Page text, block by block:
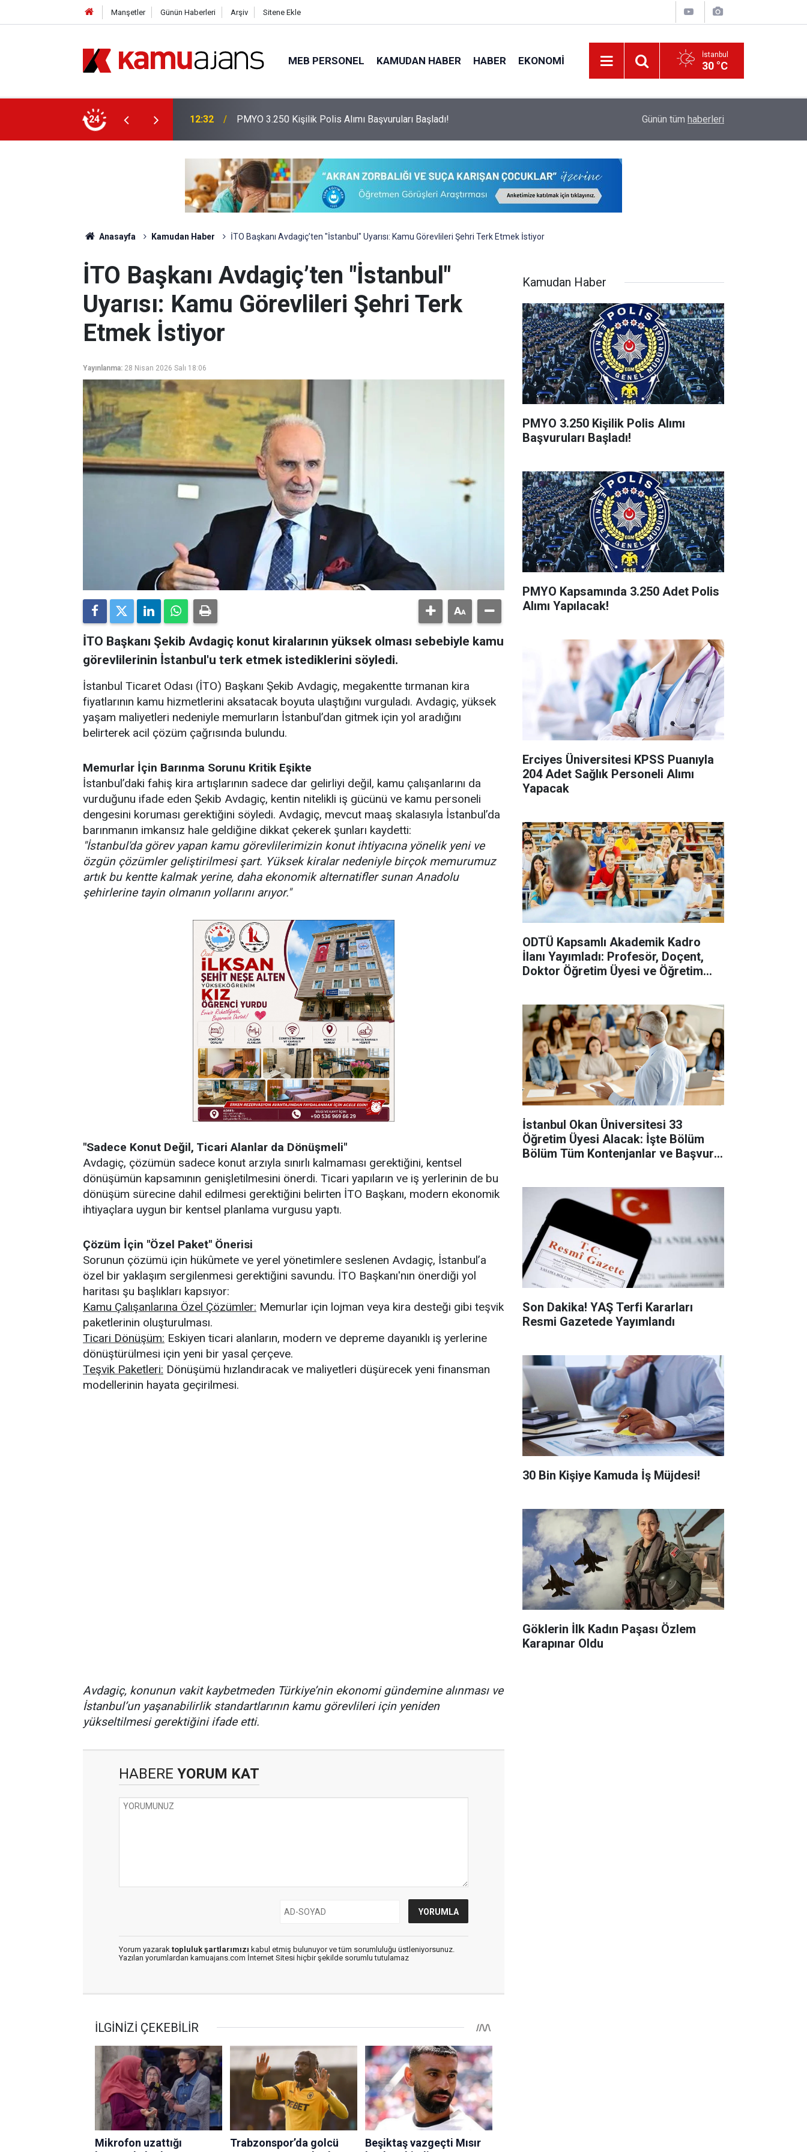
Manşetler Günün Haberleri Arşiv Sitene Ekle
MEB PERSONEL KAMUDAN HABER HABER EKONOMI İstanbul
30 °C
24 01:14 PMYO Kapsamında 3.250 Adet Polis Alımı Yapılacak! Erciyes Üniversitesi KPSS Puanıyla 204 Adet
Günün tüm haberleri
Anasayfa Kamudan Haber ​İTO Başkanı Avdagiç’ten "İstanbul" Uyarısı: Kamu Görevlileri Şehri Terk Etmek İstiyor
​İTO Başkanı Avdagiç’ten "İstanbul"
Uyarısı: Kamu Görevlileri Şehri Terk
Etmek İstiyor
Yayınlanma: 28 Nisan 2026 Salı 18:06
İTO Başkanı Şekib Avdagiç konut kiralarının yüksek olması sebebiyle kamu
görevlilerinin İstanbul'u terk etmek istediklerini söyledi.
​İstanbul Ticaret Odası (İTO) Başkanı Şekib Avdagiç, megakentte tırmanan kira
fiyatlarının kamu hizmetlerini aksatacak boyuta ulaştığını vurguladı. Avdagiç, yüksek
yaşam maliyetleri nedeniyle memurların İstanbul’dan gitmek için yol aradığını
belirterek acil çözüm çağrısında bulundu.
Memurlar İçin Barınma Sorunu Kritik Eşikte
​İstanbul’daki fahiş kira artışlarının sadece dar gelirliyi değil, kamu çalışanlarını da
vurduğunu ifade eden Şekib Avdagiç, kentin nitelikli iş gücünü ve kamu personeli
dengesini koruması gerektiğini söyledi. Avdagiç, mevcut maaş skalasıyla İstanbul’da
barınmanın imkansız hale geldiğine dikkat çekerek şunları kaydetti:
​"İstanbul'da görev yapan kamu görevlilerimizin konut ihtiyacına yönelik yeni ve
özgün çözümler geliştirilmesi şart. Yüksek kiralar nedeniyle birçok memurumuz
artık bu kentte kalmak yerine, daha ekonomik alternatifler sunan Anadolu
şehirlerine tayin olmanın yollarını arıyor."
​"Sadece Konut Değil, Ticari Alanlar da Dönüşmeli"
​Avdagiç, çözümün sadece konut arzıyla sınırlı kalmaması gerektiğini, kentsel
dönüşümün kapsamının genişletilmesini önerdi. Ticari yapıların ve iş yerlerinin de bu
dönüşüm sürecine dahil edilmesi gerektiğini belirten İTO Başkanı, modern ekonomik
ihtiyaçlara uygun bir kentsel planlama vurgusu yaptı.
​Çözüm İçin "Özel Paket" Önerisi
​Sorunun çözümü için hükûmete ve yerel yönetimlere seslenen Avdagiç, İstanbul’a
özel bir yaklaşım sergilenmesi gerektiğini savundu. İTO Başkanı'nın önerdiği yol
haritası şu başlıkları kapsıyor:
​Kamu Çalışanlarına Özel Çözümler: Memurlar için lojman veya kira desteği gibi teşvik
paketlerinin oluşturulması.
Ticari Dönüşüm: Eskiyen ticari alanların, modern ve depreme dayanıklı iş yerlerine
dönüştürülmesi için yeni bir yasal çerçeve.
Teşvik Paketleri: Dönüşümü hızlandıracak ve maliyetleri düşürecek yeni finansman
modellerinin hayata geçirilmesi.
Avdagiç, konunun vakit kaybetmeden Türkiye’nin ekonomi gündemine alınması ve
İstanbul’un yaşanabilirlik standartlarının kamu görevlileri için yeniden
yükseltilmesi gerektiğini ifade etti.
HABERE YORUM KAT
Yorum yazarak topluluk şartlarımızı kabul etmiş bulunuyor ve tüm sorumluluğu üstleniyorsunuz.
Yazılan yorumlardan kamuajans.com İnternet Sitesi hiçbir şekilde sorumlu tutulamaz
Kamudan Haber
PMYO 3.250 Kişilik Polis Alımı
Başvuruları Başladı!
PMYO Kapsamında 3.250 Adet Polis
Alımı Yapılacak!
Erciyes Üniversitesi KPSS Puanıyla
204 Adet Sağlık Personeli Alımı
Yapacak
ODTÜ Kapsamlı Akademik Kadro
İlanı Yayımladı: Profesör, Doçent,
Doktor Öğretim Üyesi ve Öğretim
İstanbul Okan Üniversitesi 33
Öğretim Üyesi Alacak: İşte Bölüm
Bölüm Tüm Kontenjanlar ve Başvuru
Son Dakika! YAŞ Terfi Kararları
Resmi Gazetede Yayımlandı
​30 Bin Kişiye Kamuda İş Müjdesi!
Göklerin İlk Kadın Paşası Özlem
Karapınar Oldu